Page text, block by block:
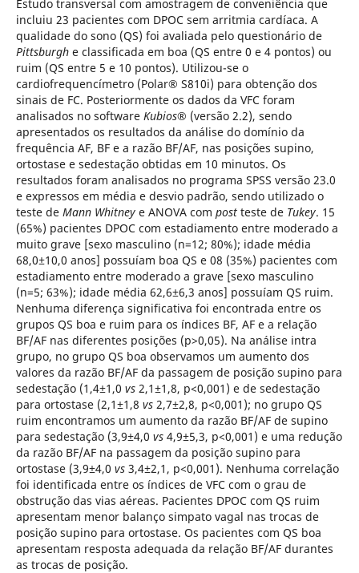
Estudo transversal com amostragem de conveniência que
incluiu 23 pacientes com DPOC sem arritmia cardíaca. A
qualidade do sono (QS) foi avaliada pelo questionário de
Pittsburghe classificada em boa (QS entre 0 e 4 pontos) ou
ruim (QS entre 5 e 10 pontos). Utilizou-se o
cardiofrequencímetro (Polar® S810i) para obtenção dos
sinais de FC. Posteriormente os dados da VFC foram
analisados no software Kubios® (versão 2.2), sendo
apresentados os resultados da análise do domínio da
frequência AF, BF e a razão BF/AF, nas posições supino,
ortostase e sedestação obtidas em 10 minutos. Os
resultados foram analisados no programa SPSS versão 23.0
e expressos em média e desvio padrão, sendo utilizado o
teste de Mann Whitneye ANOVA com postteste de Tukey. 15
(65%) pacientes DPOC com estadiamento entre moderado a
muito grave [sexo masculino (n=12; 80%); idade média
68,0±10,0 anos] possuíam boa QS e 08 (35%) pacientes com
estadiamento entre moderado a grave [sexo masculino
(n=5; 63%); idade média 62,6±6,3 anos] possuíam QS ruim.
Nenhuma diferença significativa foi encontrada entre os
grupos QS boa e ruim para os índices BF, AF e a relação
BF/AF nas diferentes posições (p>0,05). Na análise intra
grupo, no grupo QS boa observamos um aumento dos
valores da razão BF/AF da passagem de posição supino para
sedestação (1,4±1,0 vs2,1±1,8, p<0,001) e de sedestação
para ortostase (2,1±1,8 vs2,7±2,8, p<0,001); no grupo QS
ruim encontramos um aumento da razão BF/AF de supino
para sedestação (3,9±4,0 vs4,9±5,3, p<0,001) e uma redução
da razão BF/AF na passagem da posição supino para
ortostase (3,9±4,0 vs3,4±2,1, p<0,001). Nenhuma correlação
foi identificada entre os índices de VFC com o grau de
obstrução das vias aéreas. Pacientes DPOC com QS ruim
apresentam menor balanço simpato vagal nas trocas de
posição supino para ortostase. Os pacientes com QS boa
apresentam resposta adequada da relação BF/AF durantes
as trocas de posição.